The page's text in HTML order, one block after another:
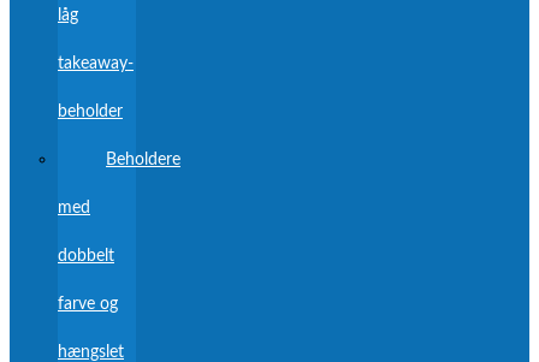
låg
takeaway-
beholder
Beholdere
med
dobbelt
farve og
hængslet